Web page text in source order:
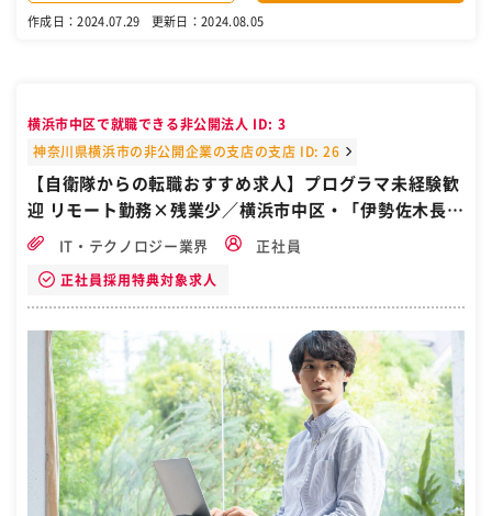
とつ。 ◆ご要望次第で、整備入庫のためにお客様のご自宅に伺うこと
シ・新聞広告・DM等） ［自衛隊・転職・求人］
作成日：2024.07.29 更新日：2024.08.05
横浜市中区で就職できる非公開法人 ID: 3
神奈川県横浜市の非公開企業の支店の支店 ID: 26
【自衛隊からの転職おすすめ求人】プログラマ未経験歓
迎 リモート勤務×残業少／横浜市中区・「伊勢佐木長者
町駅」より徒歩2分
IT・テクノロジー業界 正社員
正社員採用特典対象求人